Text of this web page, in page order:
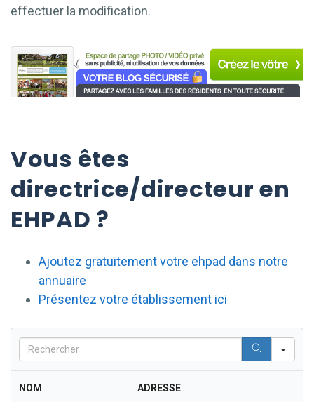
effectuer la modification.
Vous êtes
directrice/directeur en
EHPAD ?
Ajoutez gratuitement votre ehpad dans notre
annuaire
Présentez votre établissement ici
NOM ADRESSE